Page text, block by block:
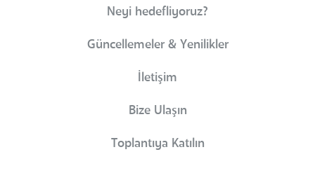
Neyi hedefliyoruz?
Güncellemeler & Yenilikler
İletişim
Bize Ulaşın
Toplantıya Katılın